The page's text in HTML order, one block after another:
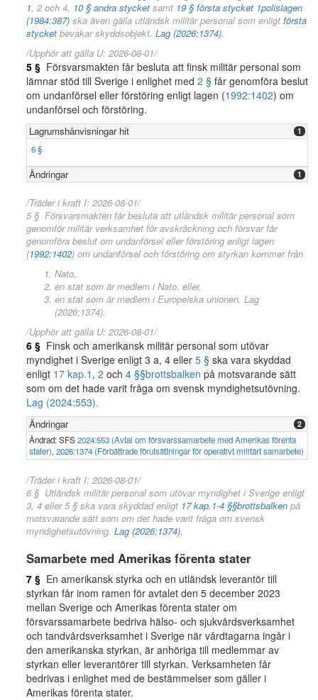
1, 2 och 4, 10 § andra stycketsamt 19 § första stycket 1polislagen
(1984:387)ska även gälla utländsk militär personal som enligt första
stycketbevakar skyddsobjekt. Lag (2026:1374).
/Upphör att gälla U: 2026-08-01/
5 § Försvarsmakten får besluta att finsk militär personal som
lämnar stöd till Sverige i enlighet med 2 § får genomföra beslut
om undanförsel eller förstöring enligt lagen (1992:1402) om
undanförsel och förstöring.
Lagrumshänvisningar hit 1
6 §
Ändringar 1
/Träder i kraft I: 2026-08-01/
5 § Försvarsmakten får besluta att utländsk militär personal som
genomför militär verksamhet för avskräckning och försvar får
genomföra beslut om undanförsel eller förstöring enligt lagen
(1992:1402) om undanförsel och förstöring om styrkan kommer från
Nato,
en stat som är medlem i Nato, eller,
en stat som är medlem i Europeiska unionen. Lag
(2026:1374).
/Upphör att gälla U: 2026-08-01/
6 § Finsk och amerikansk militär personal som utövar
myndighet i Sverige enligt 3 a, 4 eller 5 § ska vara skyddad
enligt 17 kap.1 , 2 och 4 §§brottsbalken på motsvarande sätt
som om det hade varit fråga om svensk myndighetsutövning.
Lag (2024:553).
Ändringar 2
Ändrad: SFS2024:553 (Avtal om försvarssamarbete med Amerikas förenta
stater), 2026:1374 (Förbättrade förutsättningar för operativt militärt samarbete)
/Träder i kraft I: 2026-08-01/
6 § Utländsk militär personal som utövar myndighet i Sverige enligt
3, 4 eller 5 § ska vara skyddad enligt 17 kap. 1-4 §§brottsbalkenpå
motsvarande sätt som om det hade varit fråga om svensk
myndighetsutövning. Lag (2026:1374).
Samarbete med Amerikas förenta stater
7 § En amerikansk styrka och en utländsk leverantör till
styrkan får inom ramen för avtalet den 5 december 2023
mellan Sverige och Amerikas förenta stater om
försvarssamarbete bedriva hälso- och sjukvårdsverksamhet
och tandvårdsverksamhet i Sverige när vårdtagarna ingår i
den amerikanska styrkan, är anhöriga till medlemmar av
styrkan eller leverantörer till styrkan. Verksamheten får
bedrivas i enlighet med de bestämmelser som gäller i
Amerikas förenta stater.